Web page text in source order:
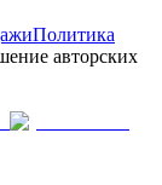
Политика
авторских